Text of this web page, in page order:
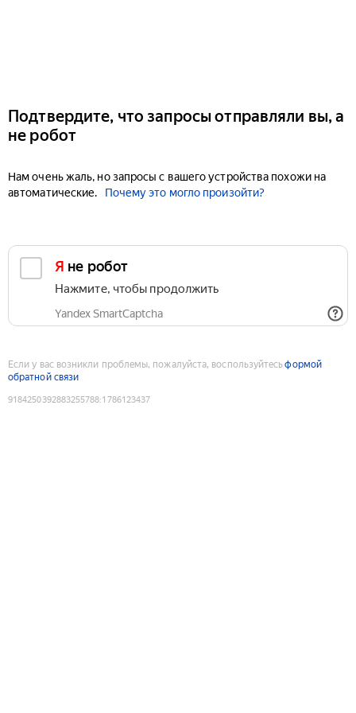
Подтвердите, что запросы отправляли вы, а
не робот
Нам очень жаль, но запросы с вашего устройства похожи на
автоматические.
Почему это могло произойти?
Я не робот
Нажмите, чтобы продолжить
Yandex SmartCaptcha
Если у вас возникли проблемы, пожалуйста, воспользуйтесьформой
обратной связи
9184250392883255788:1786123437